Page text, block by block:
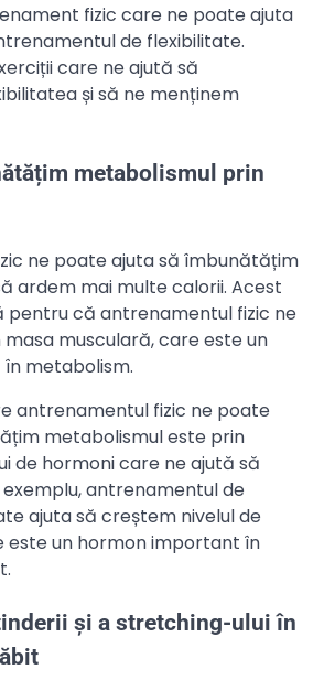
fizic care ne poate ajuta
de flexibilitate.
care ne ajută să
și să ne menținem
metabolismul prin
ne poate ajuta să îmbunătățim
ardem mai multe calorii. Acest
pentru că antrenamentul fizic ne
musculară, care este un
metabolism.
antrenamentul fizic ne poate
metabolismul este prin
de hormoni care ne ajută să
antrenamentul de
ajuta să creștem nivelul de
este un hormon important în
și a stretching-ului în